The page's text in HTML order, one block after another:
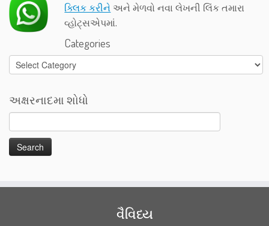
ક્લિક કરીને અને મેળવો નવા લેખની લિંક તમારા
વ્હોટ્સએપમાં.
Categories
Categories
અક્ષરનાદમા શોધો
વૈવિધ્ય